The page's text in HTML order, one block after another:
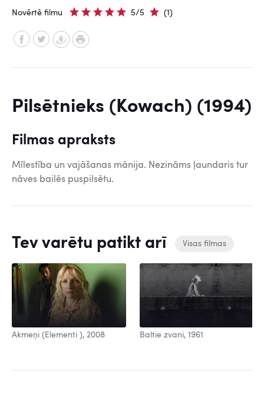
Novērtē filmu 5/5 (1)
Pilsētnieks (Kowach) (1994)
Filmas apraksts
Mīlestība un vajāšanas mānija. Nezināms ļaundaris tur
nāves bailēs puspilsētu.
Tev varētu patikt arī Visas filmas
Akmeņi (Elementi ), 2008 Baltie zvani, 1961